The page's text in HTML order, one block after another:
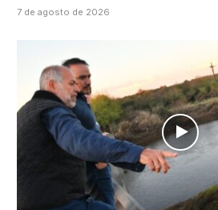
7 de agosto de 2026